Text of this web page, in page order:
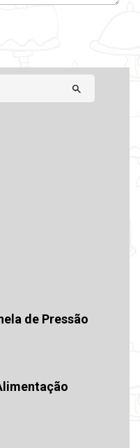
de Pressão